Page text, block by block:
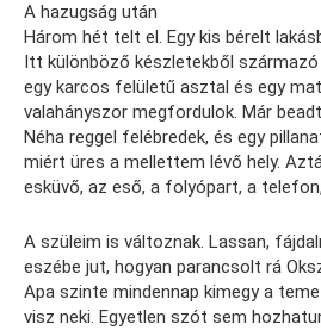
A hazugság után
Három hét telt el. Egy kis bérelt
Itt különböző készletekből
egy karcos felületű asztal és egy
valahányszor megfordulok. Már
Néha reggel felébredek, és egy
miért üres a mellettem lévő hely.
esküvő, az eső, a folyópart, a
A szüleim is változnak. Lassan,
eszébe jut, hogyan parancsolt rá
Apa szinte mindennap kimegy a
visz neki. Egyetlen szót sem